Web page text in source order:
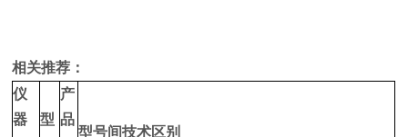
相关推荐：
仪
器
型
产
品
型号间技术区别